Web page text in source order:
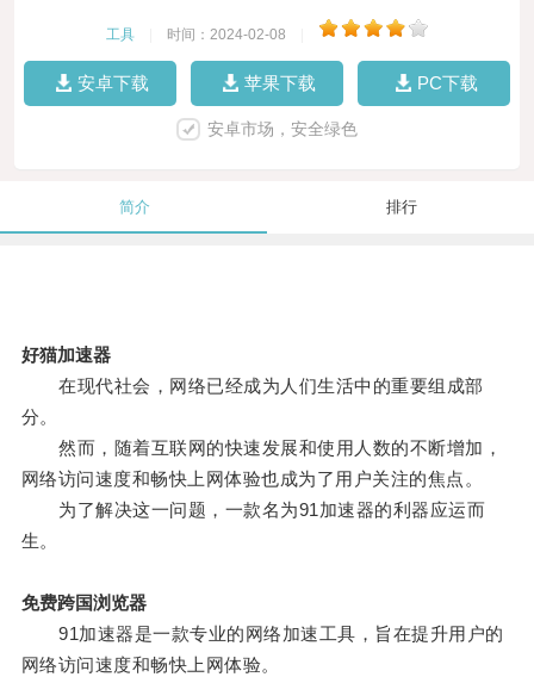
工具 时间：2024-02-08
安卓下载 苹果下载 PC下载
安卓市场，安全绿色
简介 排行
好猫加速器
在现代社会，网络已经成为人们生活中的重要组成部
分。
然而，随着互联网的快速发展和使用人数的不断增加，
网络访问速度和畅快上网体验也成为了用户关注的焦点。
为了解决这一问题，一款名为91加速器的利器应运而
生。
免费跨国浏览器
91加速器是一款专业的网络加速工具，旨在提升用户的
网络访问速度和畅快上网体验。